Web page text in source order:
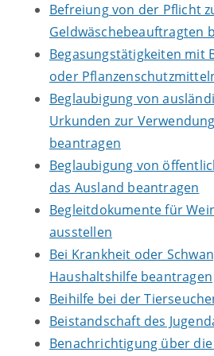
Befreiung von der Pflicht
Geldwäschebeauftragten
Begasungstätigkeiten mit
oder
Beglaubigung von
Urkunden zur
beantragen
Beglaubigung von
das Ausland beantragen
Begleitdokumente für
ausstellen
Bei Krankheit oder
Haushaltshilfe beantragen
Beihilfe bei der
Beistandschaft des
Benachrichtigung über